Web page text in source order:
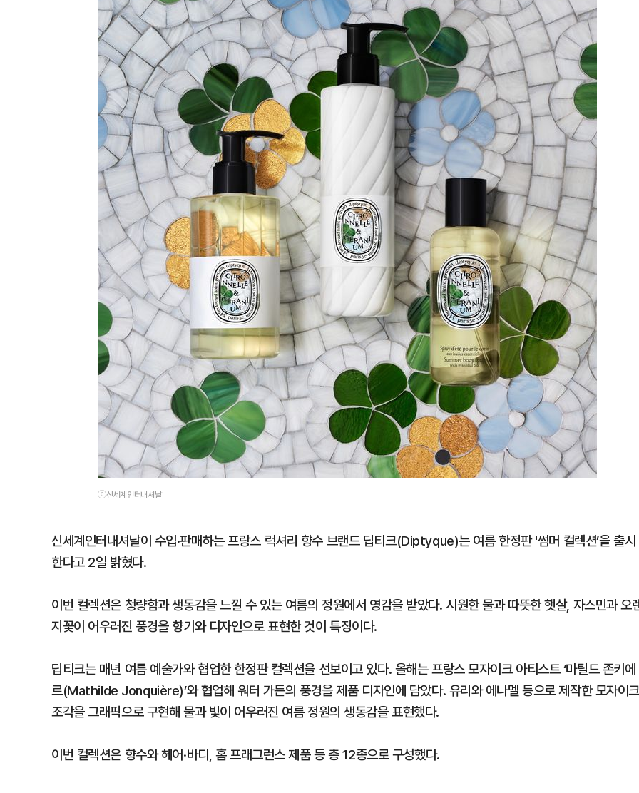
ⓒ신세계인터내셔날
신세계인터내셔날이 수입·판매하는 프랑스 럭셔리 향수 브랜드 딥티크(Diptyque)는 여름 한정판 '썸머 컬렉션’을 출시
한다고 2일 밝혔다.
이번 컬렉션은 청량함과 생동감을 느낄 수 있는 여름의 정원에서 영감을 받았다. 시원한 물과 따뜻한 햇살, 자스민과 오
지꽃이 어우러진 풍경을 향기와 디자인으로 표현한 것이 특징이다.
딥티크는 매년 여름 예술가와 협업한 한정판 컬렉션을 선보이고 있다. 올해는 프랑스 모자이크 아티스트 ‘마틸드 존키에
르(Mathilde Jonquière)’와 협업해 워터 가든의 풍경을 제품 디자인에 담았다. 유리와 에나멜 등으로 제작한 모자이
조각을 그래픽으로 구현해 물과 빛이 어우러진 여름 정원의 생동감을 표현했다.
이번 컬렉션은 향수와 헤어·바디, 홈 프래그런스 제품 등 총 12종으로 구성했다.